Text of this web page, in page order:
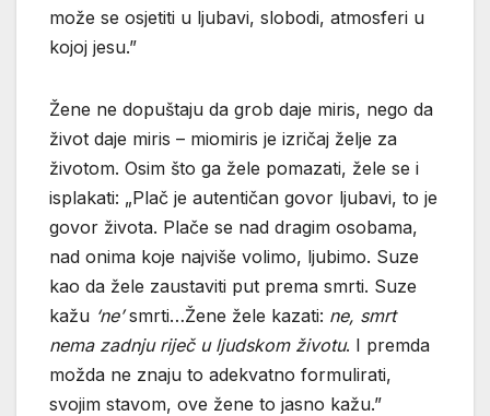
može se osjetiti u ljubavi, slobodi, atmosferi u
kojoj jesu.”
Žene ne dopuštaju da grob daje miris, nego da
život daje miris – miomiris je izričaj želje za
životom. Osim što ga žele pomazati, žele se i
isplakati: „Plač je autentičan govor ljubavi, to je
govor života. Plače se nad dragim osobama,
nad onima koje najviše volimo, ljubimo. Suze
kao da žele zaustaviti put prema smrti. Suze
kažu ‘ne’smrti…Žene žele kazati: ne, smrt
nema zadnju riječ u ljudskom životu. I premda
možda ne znaju to adekvatno formulirati,
svojim stavom, ove žene to jasno kažu.”